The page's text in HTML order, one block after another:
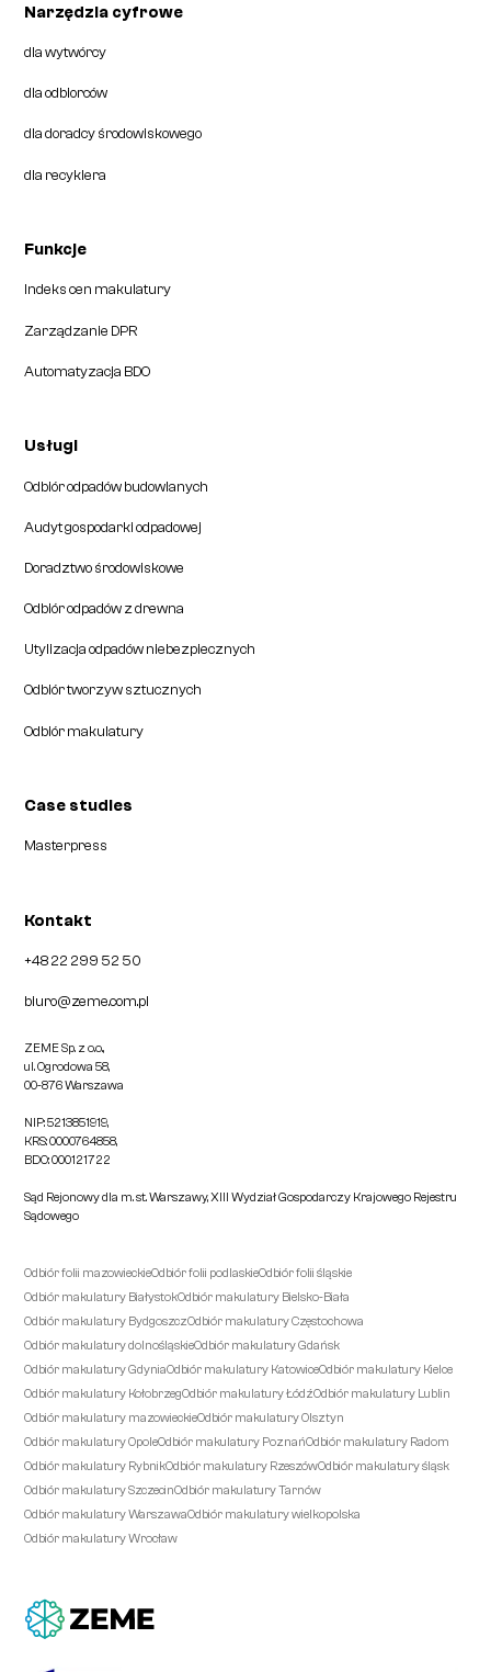
Narzędzia cyfrowe
dla wytwórcy
dla odbiorców
dla doradcy środowiskowego
dla recyklera
Funkcje
Indeks cen makulatury
Zarządzanie DPR
Automatyzacja BDO
Usługi
Odbiór odpadów budowlanych
Audyt gospodarki odpadowej
Doradztwo środowiskowe
Odbiór odpadów z drewna
Utylizacja odpadów niebezpiecznych
Odbiór tworzyw sztucznych
Odbiór makulatury
Case studies
Masterpress
Kontakt
+48 22 299 52 50
biuro@zeme.com.pl
ZEME Sp. z o.o.,
ul. Ogrodowa 58,
00-876 Warszawa
NIP: 5213851919,
KRS: 0000764858,
BDO: 000121722
Sąd Rejonowy dla m. st. Warszawy, XIII Wydział Gospodarczy Krajowego Rejestru
Sądowego
Odbiór folii mazowieckieOdbiór folii podlaskieOdbiór folii śląskie
Odbiór makulatury BiałystokOdbiór makulatury Bielsko-Biała
Odbiór makulatury BydgoszczOdbiór makulatury Częstochowa
Odbiór makulatury dolnośląskieOdbiór makulatury Gdańsk
Odbiór makulatury GdyniaOdbiór makulatury KatowiceOdbiór makulatury Kielce
Odbiór makulatury KołobrzegOdbiór makulatury ŁódźOdbiór makulatury Lublin
Odbiór makulatury mazowieckieOdbiór makulatury Olsztyn
Odbiór makulatury OpoleOdbiór makulatury PoznańOdbiór makulatury Radom
Odbiór makulatury RybnikOdbiór makulatury RzeszówOdbiór makulatury śląsk
Odbiór makulatury SzczecinOdbiór makulatury Tarnów
Odbiór makulatury WarszawaOdbiór makulatury wielkopolska
Odbiór makulatury Wrocław